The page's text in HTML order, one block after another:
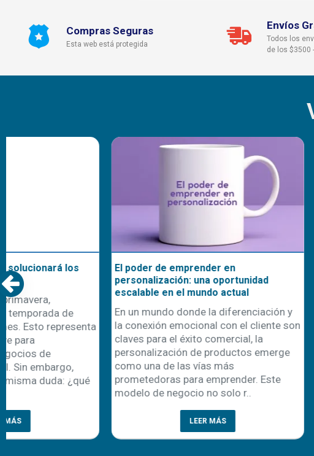
Compras Seguras
Esta web está protegida
Envíos
Todos los
de los $3500
Remeras polo Speedway: tu mejor
opción para uniformes de trabajo
En el mundo laboral, la primera
impresión cuenta, y los uniformes
juegan un papel clave en cómo una
empresa se presenta ante sus clientes y
colaboradores. Entre las diferentes
alternativas textiles, las remeras polo
han logrado consolidarse como un c..
Nuestra camiseta te
uniformes de verano
Con la llegada de la
comienza también la
recambio de
una oportunidad
emprendedores y
personalización
cada año aparece la
prenda es la mejo..